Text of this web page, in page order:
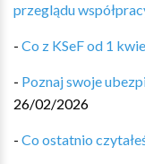
przeglądu
- Co z KSeF od 1
- Poznaj swoje
26/02/2026
- Co ostatnio